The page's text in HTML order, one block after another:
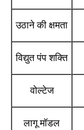
उठाने की क्षमता
विद्युत पंप शक्ति
वोल्टेज
लागू मॉडल